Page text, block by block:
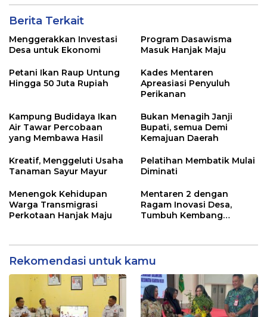
Berita Terkait
Menggerakkan Investasi
Desa untuk Ekonomi
Program Dasawisma
Masuk Hanjak Maju
Petani Ikan Raup Untung
Hingga 50 Juta Rupiah
Kades Mentaren
Apreasiasi Penyuluh
Perikanan
Kampung Budidaya Ikan
Air Tawar Percobaan
yang Membawa Hasil
Bukan Menagih Janji
Bupati, semua Demi
Kemajuan Daerah
Kreatif, Menggeluti Usaha
Tanaman Sayur Mayur
Pelatihan Membatik Mulai
Diminati
Menengok Kehidupan
Warga Transmigrasi
Perkotaan Hanjak Maju
Mentaren 2 dengan
Ragam Inovasi Desa,
Tumbuh Kembang
Rekomendasi untuk kamu